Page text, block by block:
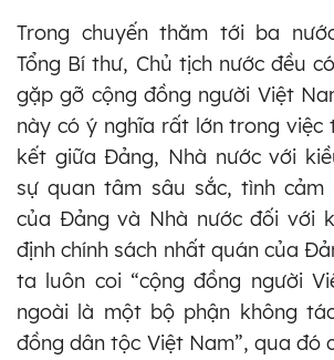
Trong chuyến thăm tới ba
Tổng Bí thư, Chủ tịch nước đều
gặp gỡ cộng đồng người Việt
này có ý nghĩa rất lớn trong việc
kết giữa Đảng, Nhà nước với
sự quan tâm sâu sắc, tình cảm
của Đảng và Nhà nước đối với
định chính sách nhất quán của
ta luôn coi “cộng đồng người
ngoài là một bộ phận không
đồng dân tộc Việt Nam”, qua đó